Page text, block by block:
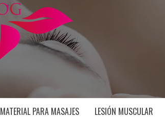
MATERIAL PARA MASAJES LESIÓN MUSCULAR